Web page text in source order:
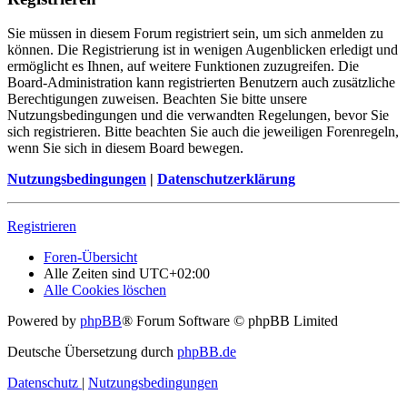
Sie müssen in diesem Forum registriert sein, um sich anmelden zu
können. Die Registrierung ist in wenigen Augenblicken erledigt und
ermöglicht es Ihnen, auf weitere Funktionen zuzugreifen. Die
Board-Administration kann registrierten Benutzern auch zusätzliche
Berechtigungen zuweisen. Beachten Sie bitte unsere
Nutzungsbedingungen und die verwandten Regelungen, bevor Sie
sich registrieren. Bitte beachten Sie auch die jeweiligen Forenregeln,
wenn Sie sich in diesem Board bewegen.
Nutzungsbedingungen | Datenschutzerklärung
Registrieren
Foren-Übersicht
Alle Zeiten sind UTC+02:00
Alle Cookies löschen
Powered by phpBB® Forum Software © phpBB Limited
Deutsche Übersetzung durch phpBB.de
Datenschutz | Nutzungsbedingungen